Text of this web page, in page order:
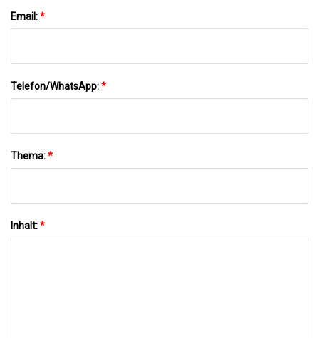
Email:*
Telefon/WhatsApp:*
Thema:*
Inhalt:*